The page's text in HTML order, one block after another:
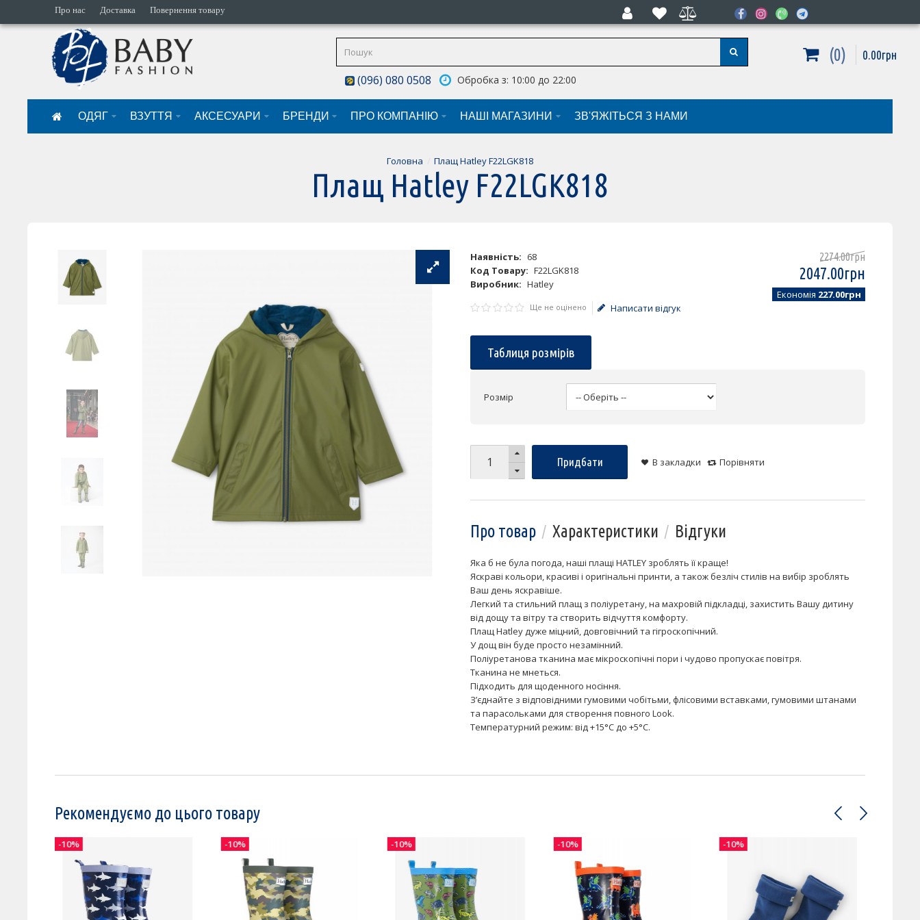
Про нас Доставка Повернення товару
(096) 080 0508 Обробка з: 10:00 до 22:00
0 0.00грн
ОДЯГ ВЗУТТЯ АКСЕСУАРИ БРЕНДИ ПРО КОМПАНІЮ НАШI МАГАЗИНИ ЗВ'ЯЖІТЬСЯ З НАМИ
Головна Плащ Hatley F22LGK818
Плащ Hatley F22LGK818
Наявність: 68
Код Товару: F22LGK818
Виробник: Hatley
2274.00грн
2047.00грн
Економія 227.00грн
Ще не оцінено Написати відгук
Таблиця розмірів
Розмір
Придбати В закладки Порівняти
Про товар Характеристики Відгуки
Яка б не була погода, наші плащі HATLEY зроблять її краще!
Яскраві кольори, красиві і оригінальні принти, а також безліч стилів на вибір зроблять
Ваш день яскравіше.
Легкий та стильний плащ з поліуретану, на махровій підкладці, захистить Вашу дитину
від дощу та вітру та створить відчуття комфорту.
Плащ Hatley дуже міцний, довговічний та гігроскопічний.
У дощ він буде просто незамінний.
Поліуретанова тканина має мікроскопічні пори і чудово пропускає повітря.
Тканина не мнеться.
Підходить для щоденного носіння.
З’єднайте з відповідними гумовими чобітьми, флісовими вставками, гумовими штанами
та парасольками для створення повного Look.
Температурний режим: від +15°C до +5°C.
Рекомендуємо до цього товару
-10% -10% -10% -10% -10%